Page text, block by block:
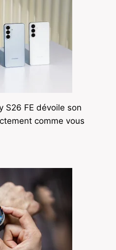
S26 FE dévoile son
comme vous